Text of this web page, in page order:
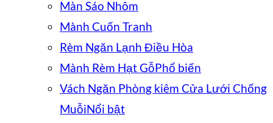
Màn Sáo Nhôm
Mành Cuốn Tranh
Rèm Ngăn Lạnh Điều Hòa
Mành Rèm Hạt Gỗ
Vách Ngăn Phòng kiêm Cửa Lưới Chống
Muỗi